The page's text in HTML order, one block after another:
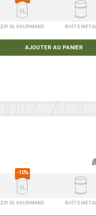
ZIP XL GOURMAND BOÎTE MÉTAL
AJOUTER AU PANIER
ZIP XL GOURMAND BOÎTE MÉTAL